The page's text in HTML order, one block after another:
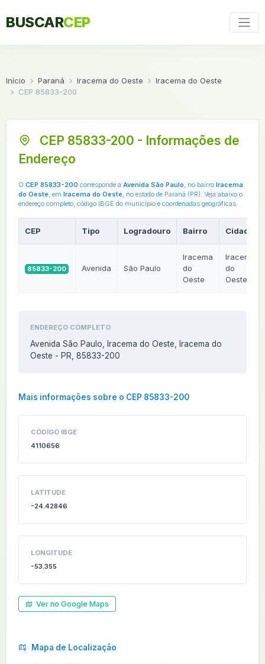
BUSCARCEP
Início Paraná Iracema do Oeste
Iracema do Oeste
CEP 85833-200
CEP 85833-200 - Informações de
Endereço
O CEP 85833-200 corresponde a Avenida São Paulo, no bairro Iracema
do Oeste, em Iracema do Oeste, no estado de Paraná (PR). Veja abaixo o
endereço completo, código IBGE do município e coordenadas geográficas.
CEP Tipo Logradouro Bairro Cidade
85833-200 Avenida São Paulo
Iracema
do
Oeste
Iracema
do
Oeste
ENDEREÇO COMPLETO
Avenida São Paulo, Iracema do Oeste, Iracema do
Oeste - PR, 85833-200
Mais informações sobre o CEP 85833-200
CÓDIGO IBGE
4110656
LATITUDE
-24.42846
LONGITUDE
-53.355
Ver no Google Maps
Mapa de Localização